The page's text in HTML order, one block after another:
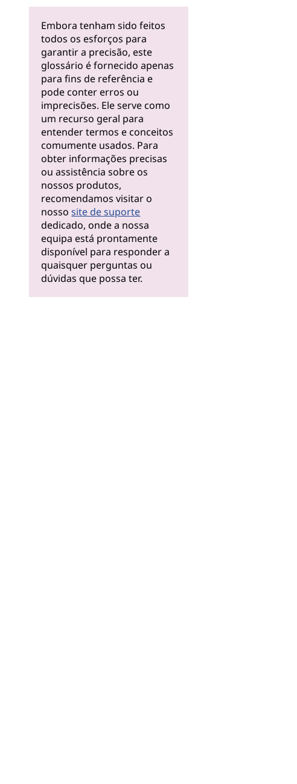
Embora tenham sido feitos
todos os esforços para
garantir a precisão, este
glossário é fornecido apenas
para fins de referência e
pode conter erros ou
imprecisões. Ele serve como
um recurso geral para
entender termos e conceitos
comumente usados. Para
obter informações precisas
ou assistência sobre os
nossos produtos,
recomendamos visitar o
nossosite de suporte
dedicado, onde a nossa
equipa está prontamente
disponível para responder a
quaisquer perguntas ou
dúvidas que possa ter.